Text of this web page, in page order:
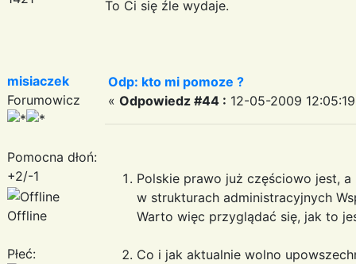
To Ci się źle wydaje.
misiaczek
Forumowicz
Pomocna dłoń:
+2/-1
Offline
Płeć:
Odp: kto mi pomoze ?
« Odpowiedz #44 : 12-05-2009
Polskie prawo już częściowo jest,
w strukturach administracyjnych
Warto więc przyglądać się, jak to
Co i jak aktualnie wolno